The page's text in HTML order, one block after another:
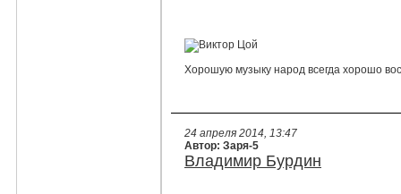
Хорошую музыку народ всегда хорошо
24 апреля 2014, 13:47
Автор: Заря-5
Владимир Бурдин